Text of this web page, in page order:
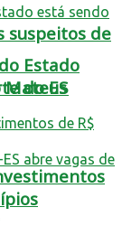
suspeitos de
Mateus
Estado
do ES